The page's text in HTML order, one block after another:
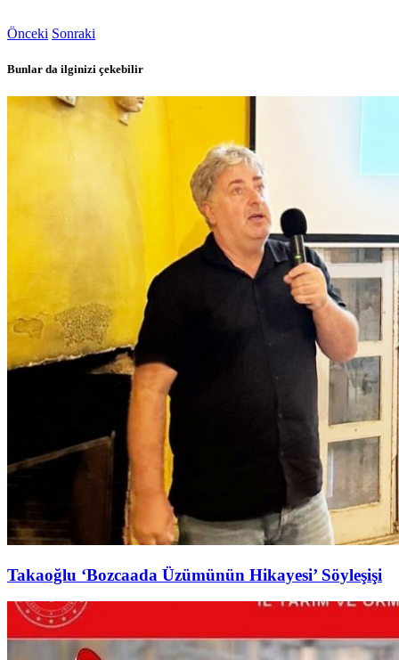
Önceki Sonraki
Bunlar da ilginizi çekebilir
Takaoğlu ‘Bozcaada Üzümünün Hikayesi’ Söyleşişi